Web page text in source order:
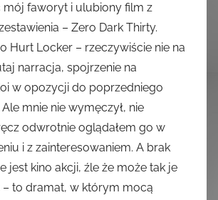
mój faworyt i ulubiony film z
– Zero Dark Thirty.
Hurt Locker – rzeczywiście nie na
narracja, spojrzenie na
w opozycji do poprzedniego
mnie nie wymęczył, nie
odwrotnie oglądałem go w
i z zainteresowaniem. A brak
jest kino akcji, źle że może tak je
to dramat, w którym mocą